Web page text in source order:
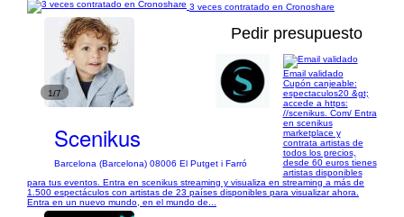
3 veces contratado en Cronoshare
1/7
Pedir presupuesto
Scenikus
Barcelona (Barcelona) 08006 El Putget i Farró
Email validado
Cupón canjeable:
espectaculos20 &gt;
accede a https:
//scenikus. Com/ Entra
en scenikus
marketplace y
contrata artistas de
todos los precios,
desde 60 euros tienes
artistas disponibles
para tus eventos. Entra en scenikus streaming y visualiza en streaming a más de
1.500 espectáculos con artistas de 23 países disponibles para visualizar ahora.
Entra en un nuevo mundo, en el mundo de...